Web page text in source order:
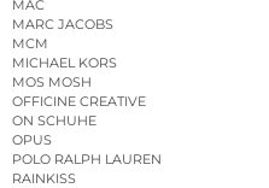
MAC
MARC JACOBS
MCM
MICHAEL KORS
MOS MOSH
OFFICINE CREATIVE
ON SCHUHE
OPUS
POLO RALPH LAUREN
RAINKISS